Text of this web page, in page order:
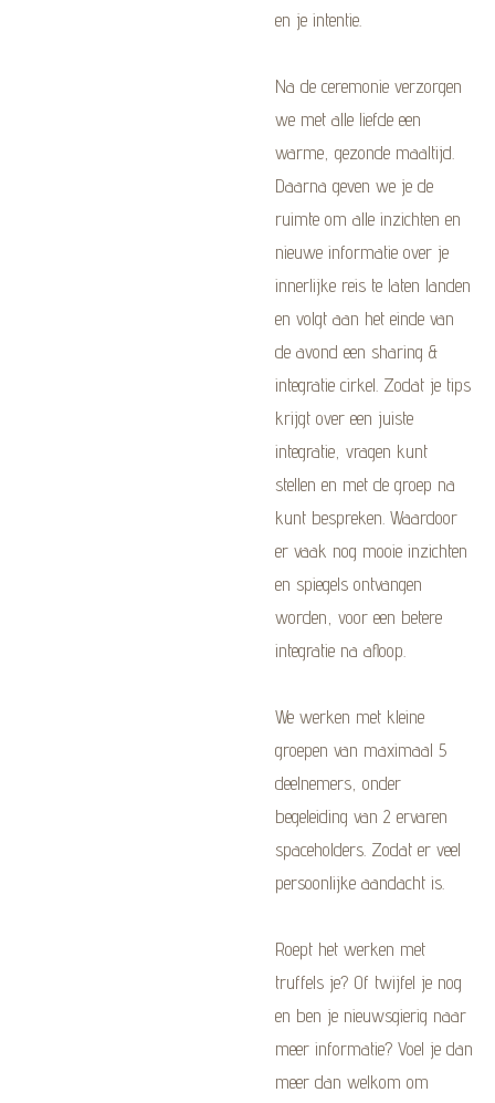
en je intentie.
Na de ceremonie verzorgen
we met alle liefde een
warme, gezonde maaltijd.
Daarna geven we je de
ruimte om alle inzichten en
nieuwe informatie over je
innerlijke reis te laten landen
en volgt aan het einde van
de avond een sharing &
integratie cirkel. Zodat je tips
krijgt over een juiste
integratie, vragen kunt
stellen en met de groep na
kunt bespreken. Waardoor
er vaak nog mooie inzichten
en spiegels ontvangen
worden, voor een betere
integratie na afloop.
We werken met kleine
groepen van maximaal 5
deelnemers, onder
begeleiding van 2 ervaren
spaceholders. Zodat er veel
persoonlijke aandacht is.
Roept het werken met
truffels je? Of twijfel je nog
en ben je nieuwsgierig naar
meer informatie? Voel je dan
meer dan welkom om